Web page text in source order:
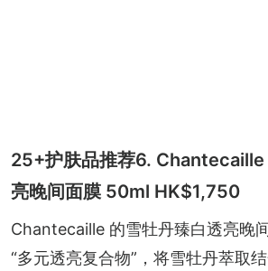
25+护肤品推荐6. Chantecaille
亮晚间面膜 50ml HK$1,750
Chantecaille 的雪牡丹臻白透亮晚
“多元透亮复合物”，将雪牡丹萃取